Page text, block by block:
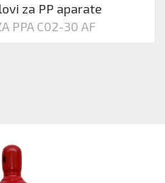
za PP aparate
PPA C02-30 AF